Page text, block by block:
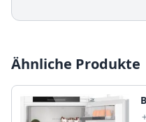
Ähnliche Produkte